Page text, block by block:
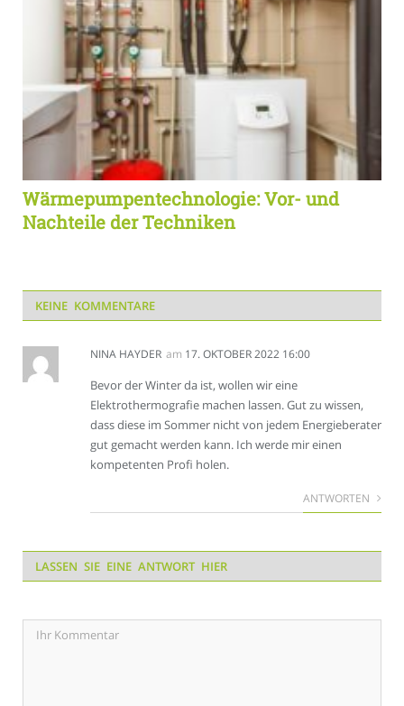
Wärmepumpentechnologie: Vor- und
Nachteile der Techniken
KEINE KOMMENTARE
NINA HAYDER am 17. OKTOBER 2022 16:00
Bevor der Winter da ist, wollen wir eine
Elektrothermografie machen lassen. Gut zu wissen,
dass diese im Sommer nicht von jedem Energieberater
gut gemacht werden kann. Ich werde mir einen
kompetenten Profi holen.
ANTWORTEN
LASSEN SIE EINE ANTWORT HIER